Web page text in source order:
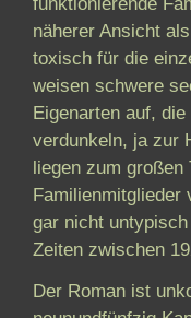
näherer Ansicht
toxisch für die
weisen schwere
Eigenarten auf,
verdunkeln, ja zur
liegen zum großen
Familienmitglieder
gar nicht
Zeiten zwischen
Der Roman ist